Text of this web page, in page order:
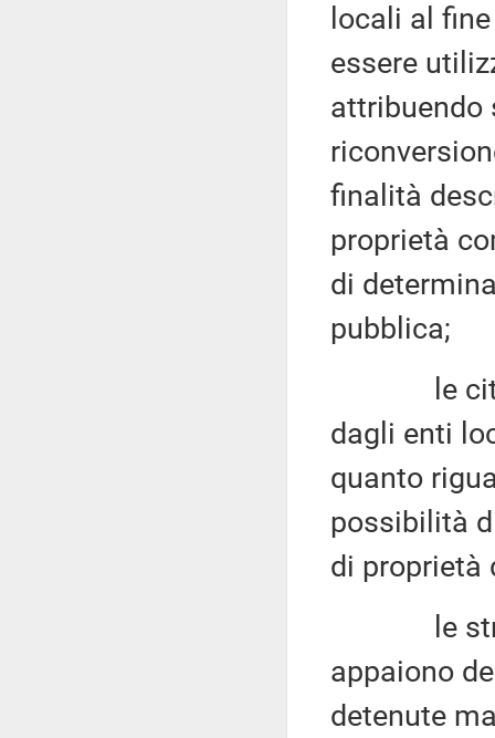
locali al
essere
attribuendo
finalità
proprietà
di
pubblica;
le citate
dagli enti
quanto
possibilità
di proprietà
le
appaiono
detenute